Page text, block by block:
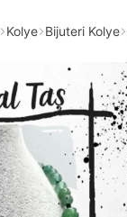
Kolye Bijuteri Kolye